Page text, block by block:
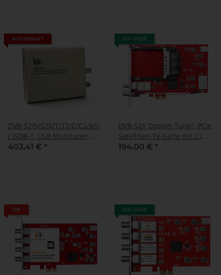
AUSVERKAUFT
DVB-S2/S/S2X/T/T2/C/C2/ASI
/ ISDB-T, USB Multituner
Box, TBS-5590
403,41 € *
AUF LAGER
DVB-S2X Doppel-Tuner, PCIe
Satelliten-TV-Karte mit CI,
TBS-6910 SE
194,00 € *
TOP AUF LAGER